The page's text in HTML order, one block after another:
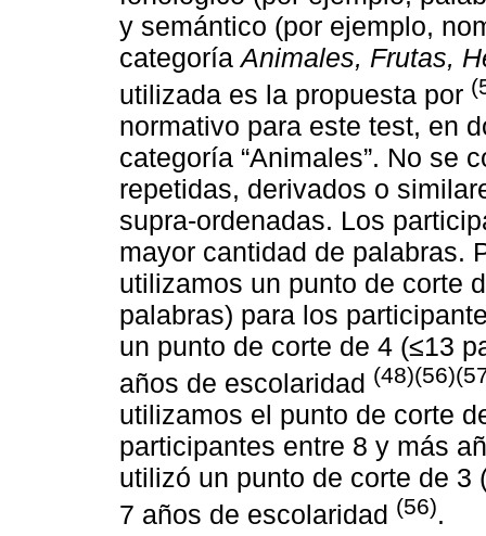
y semántico (por ejemplo,
categoría Animales, Frutas,
utilizada es la propuesta por
normativo para este test, en
categoría “Animales”. No se
repetidas, derivados o
supra-ordenadas. Los
mayor cantidad de palabras.
utilizamos un punto de corte
palabras) para los
un punto de corte de 4 (≤13
años de escolaridad
utilizamos el punto de corte
participantes entre 8 y más
utilizó un punto de corte de 3
7 años de escolaridad (56).